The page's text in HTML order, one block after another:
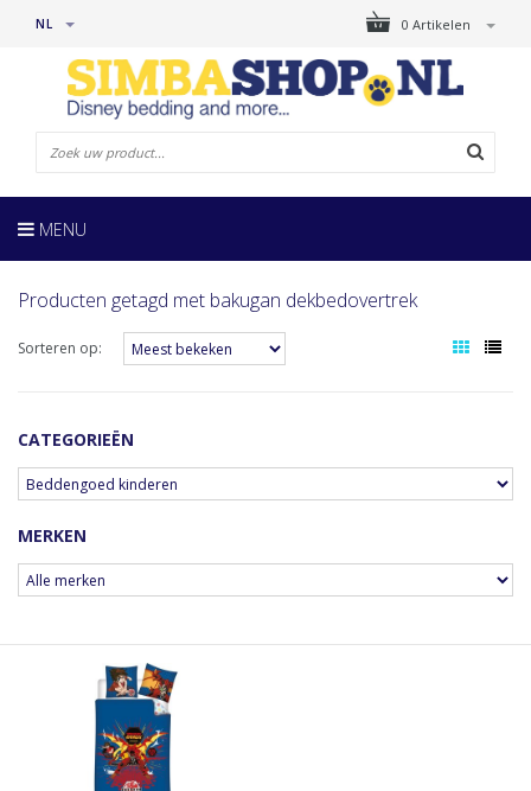
0 Artikelen
NL
MENU
Producten getagd met bakugan dekbedovertrek
Sorteren op:
CATEGORIEËN
MERKEN